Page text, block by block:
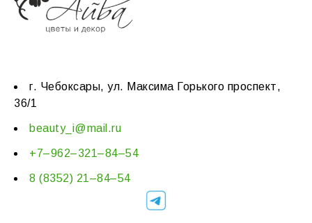
г. Чебоксары, ул. Максима Горького проспект,
36/1
beauty_i@mail.ru
+7–962–321–84–54
8 (8352) 21–84–54